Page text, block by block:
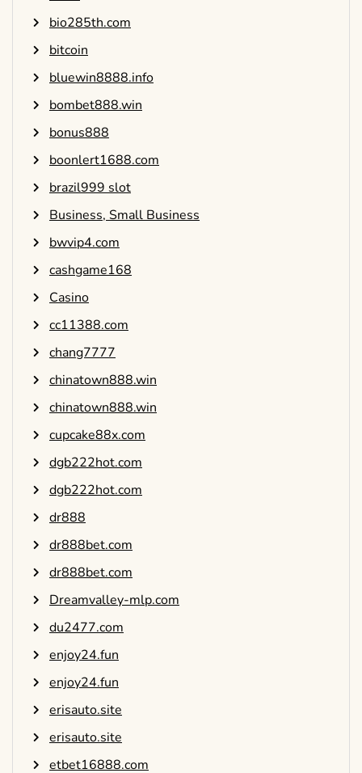
bio285th.com
bitcoin
bluewin8888.info
bombet888.win
bonus888
boonlert1688.com
brazil999 slot
Business, Small Business
bwvip4.com
cashgame168
Casino
cc11388.com
chang7777
chinatown888.win
chinatown888.win
cupcake88x.com
dgb222hot.com
dgb222hot.com
dr888
dr888bet.com
dr888bet.com
Dreamvalley-mlp.com
du2477.com
enjoy24.fun
enjoy24.fun
erisauto.site
erisauto.site
etbet16888.com